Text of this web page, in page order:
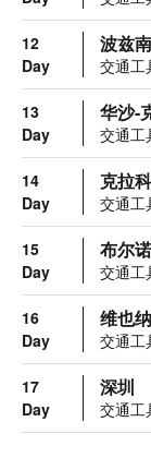
12
Day
波兹
交通工
13
Day
华沙-
交通工
14
Day
克拉
交通工
15
Day
布尔
交通工
16
Day
维也
交通工
17
Day
深圳
交通工